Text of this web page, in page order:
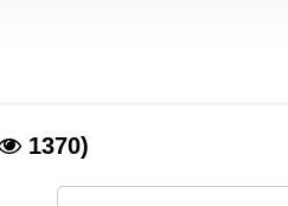
1370)